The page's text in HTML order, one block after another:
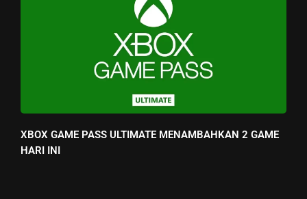
XBOX GAME PASS ULTIMATE MENAMBAHKAN 2 GAME
HARI INI